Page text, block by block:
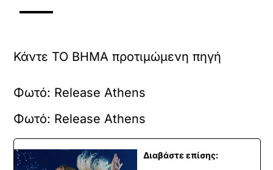
Κάντε TO BHMA προτιμώμενη πηγή
Φωτό: Release Athens
Φωτό: Release Athens
Διαβάστε επίσης: